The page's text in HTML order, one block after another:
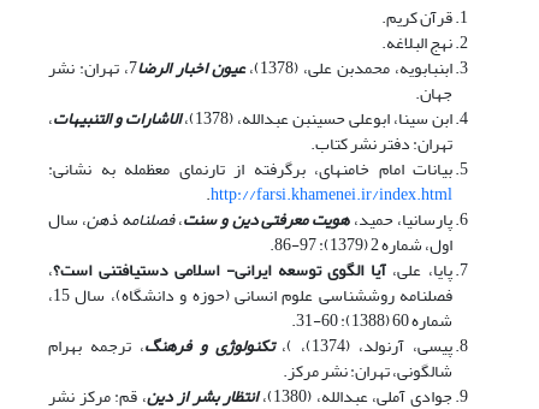
قرآن کریم.
نهج البلاغه.
ابن­بابویه، محمدبن علی، (1378)، عیون اخبار الرضا 7، تهران: نشر
جهان.
ابن سینا، ابوعلی حسین­بن عبدالله، (1378)، الاشارات و التنبیهات،
تهران: دفتر نشر کتاب.
بیانات امام خامنه­ای، برگرفته از تارنمای معظم­له به نشانی:
http://farsi.khamenei.ir/index.html
.
پارسانیا، حمید،هویت‌ معرفتی‌ دین‌ و سنت،فصلنامه ذهن، سال
اول، شماره 2 (1379): 97-86.
پایا، علی،آیا الگوی توسعه ایرانی- اسلامی دست­یافتنی است؟،
فصلنامه روش­شناسی علوم انسانی (حوزه و دانشگاه)، سال 15،
شماره 60 (1388): 60-31.
پیسی، آرنولد، (1374)، )، تکنولوژی و فرهنگ، ترجمه بهرام
شالگونی، تهران: نشر مرکز.
جوادی آملی، عبدالله، (1380)، انتظار بشر از دین، قم: مرکز نشر